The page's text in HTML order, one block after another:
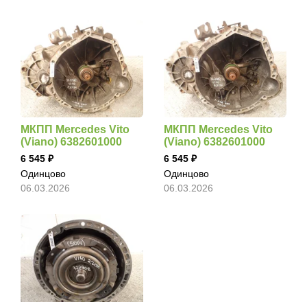
МКПП Mercedes Vito
(Viano) 6382601000
6 545
Одинцово
06.03.2026
МКПП Mercedes Vito
(Viano) 6382601000
6 545
Одинцово
06.03.2026